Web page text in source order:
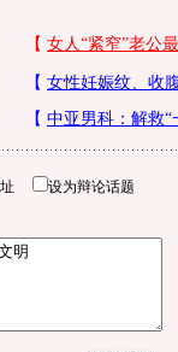
址 设为辩论话题